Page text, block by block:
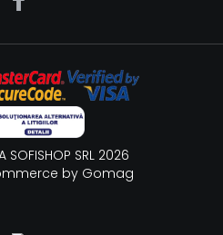
SRL 2026
by Gomag